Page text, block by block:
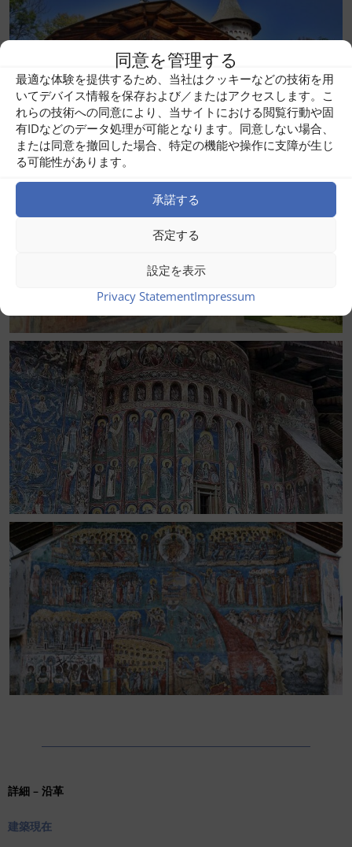
同意を管理する
最適な体験を提供するため、当社はクッキーなどの技術を用
いてデバイス情報を保存および／またはアクセスします。こ
れらの技術への同意により、当サイトにおける閲覧行動や固
有IDなどのデータ処理が可能となります。同意しない場合、
または同意を撤回した場合、特定の機能や操作に支障が生じ
る可能性があります。
承諾する
否定する
設定を表示
Privacy StatementImpressum
詳細 – 沿革
建築現在